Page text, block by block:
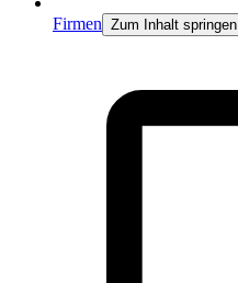
Firmen Zum Inhalt springen